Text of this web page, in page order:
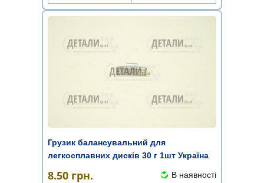
Грузик балансувальний для
легкосплавних дисків 30 г 1шт Україна
8.50 грн. В наявності